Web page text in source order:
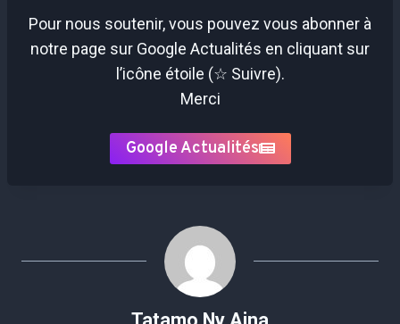
Pour nous soutenir, vous pouvez vous abonner à
notre page sur Google Actualités en cliquant sur
l’icône étoile (☆ Suivre).
Merci
Google Actualités